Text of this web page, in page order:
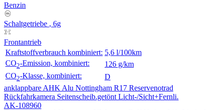
Benzin
Schaltgetriebe , 6g
Frontantrieb
Kraftstoffverbrauch kombiniert: 5,6 l/100km
CO2-Emission, kombiniert:
126 g/km
CO2-Klasse, kombiniert:
D
anklappbare AHK Alu Nottingham R17 Reservenotrad
Rückfahrkamera Seitenscheib.getönt Licht-/Sicht+Fernli.
AK-108960